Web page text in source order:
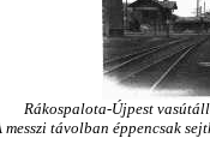
Rákospalota-Újpest
messzi távolban éppencsak